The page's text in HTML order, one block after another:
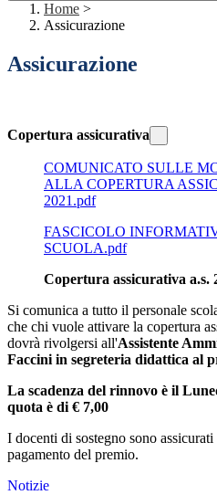
Home >
Assicurazione
Assicurazione
Copertura assicurativa
COMUNICATO SULLE
ALLA COPERTURA
2021.pdf
FASCICOLO
SCUOLA.pdf
Copertura assicurativa a.s.
Si comunica a tutto il personale
che chi vuole attivare la copertura
dovrà rivolgersi all'Assistente
Faccini in segreteria didattica al
La scadenza del rinnovo è il
quota è di € 7,00
I docenti di sostegno sono
pagamento del premio.
Notizie